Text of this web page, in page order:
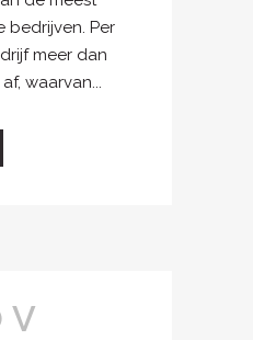
bedrijven. Per
meer dan
waarvan...